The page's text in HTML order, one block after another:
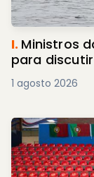
I. Ministros
para
1 agosto 2026